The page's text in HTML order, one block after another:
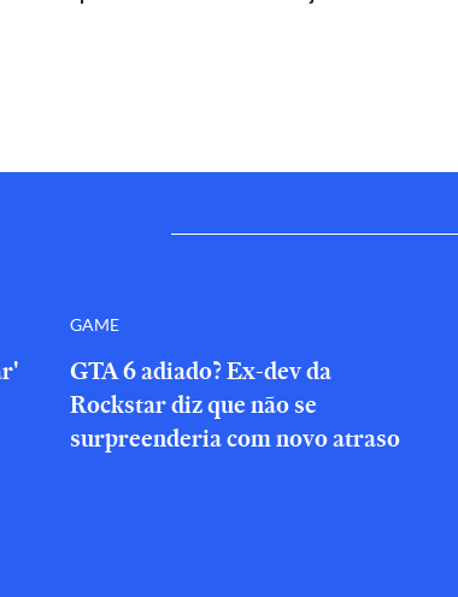
GAME
GTA 6 adiado? Ex-dev da
Rockstar diz que não se
surpreenderia com novo atraso